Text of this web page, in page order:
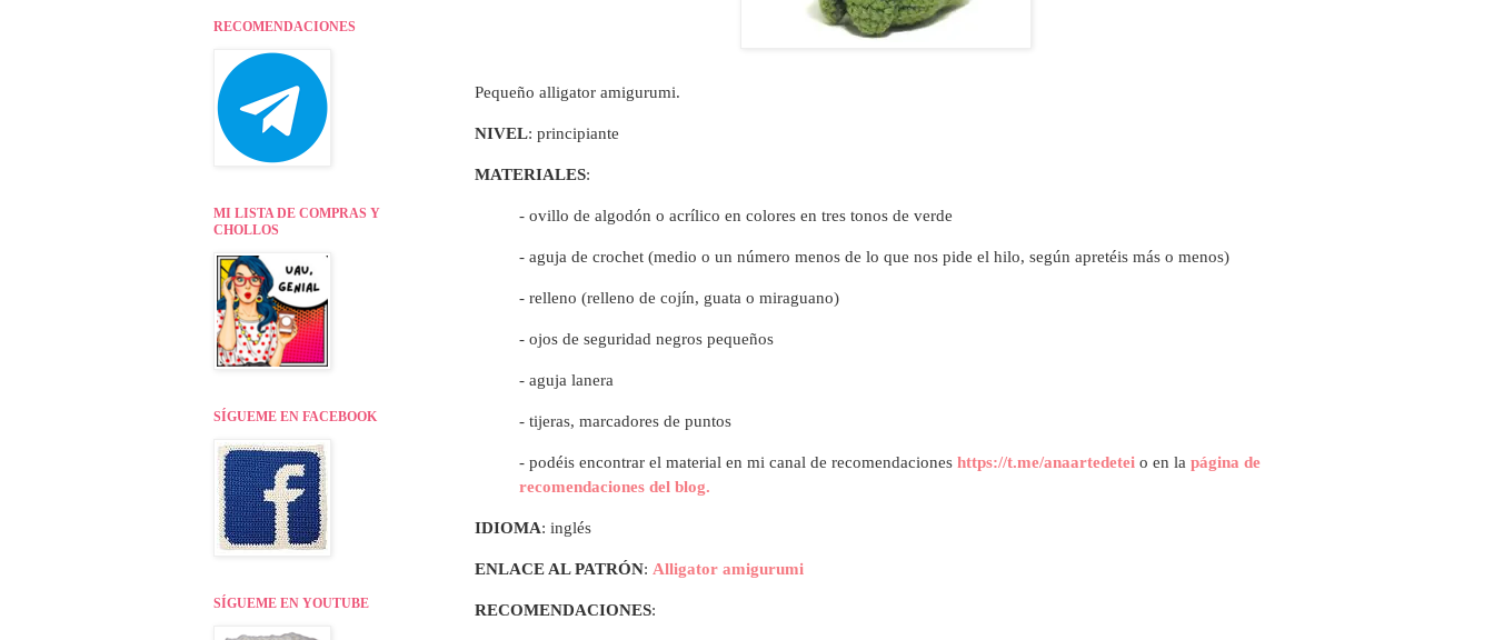
Pequeño alligator amigurumi.
NIVEL: principiante
MATERIALES:
- ovillo de algodón o acrílico en colores en tres tonos de verde
- aguja de crochet (medio o un número menos de lo que nos pide el hilo, según apretéis más o menos)
- relleno (relleno de cojín, guata o miraguano)
- ojos de seguridad negros pequeños
- aguja lanera
- tijeras, marcadores de puntos
- podéis encontrar el material en mi canal de recomendaciones https://t.me/anaartedetei o en la página de
recomendaciones del blog.
IDIOMA: inglés
ENLACE AL PATRÓN: Alligator amigurumi
RECOMENDACIONES:
RECOMENDACIONES
MI LISTA DE COMPRAS Y
CHOLLOS
SÍGUEME EN FACEBOOK
SÍGUEME EN YOUTUBE